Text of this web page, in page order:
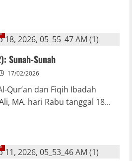
Sunah-Sunah
17/02/2026
Qur’an dan Fiqih Ibadah
MA. hari Rabu tanggal 18...